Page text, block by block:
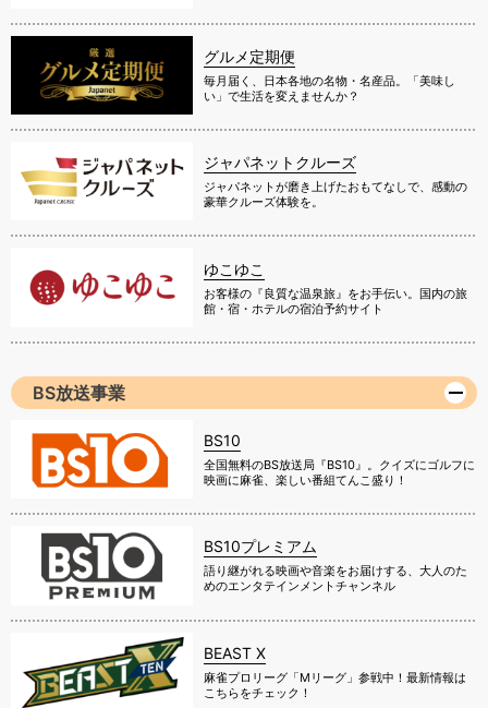
グルメ定期便
毎月届く、日本各地の名物・名産品。「美味し
い」で生活を変えませんか？
ジャパネットクルーズ
ジャパネットが磨き上げたおもてなしで、感動の
豪華クルーズ体験を。
ゆこゆこ
お客様の『良質な温泉旅』をお手伝い。国内の旅
館・宿・ホテルの宿泊予約サイト
BS放送事業
BS10
全国無料のBS放送局『BS10』。クイズにゴルフに
映画に麻雀、楽しい番組てんこ盛り！
BS10プレミアム
語り継がれる映画や音楽をお届けする、大人のた
めのエンタテインメントチャンネル
BEAST X
麻雀プロリーグ「Mリーグ」参戦中！最新情報は
こちらをチェック！